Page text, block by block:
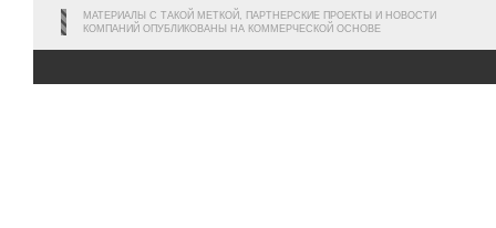
МАТЕРИАЛЫ С ТАКОЙ МЕТКОЙ, ПАРТНЕРСКИЕ ПРОЕКТЫ И НОВОСТИ
КОМПАНИЙ ОПУБЛИКОВАНЫ НА КОММЕРЧЕСКОЙ ОСНОВЕ